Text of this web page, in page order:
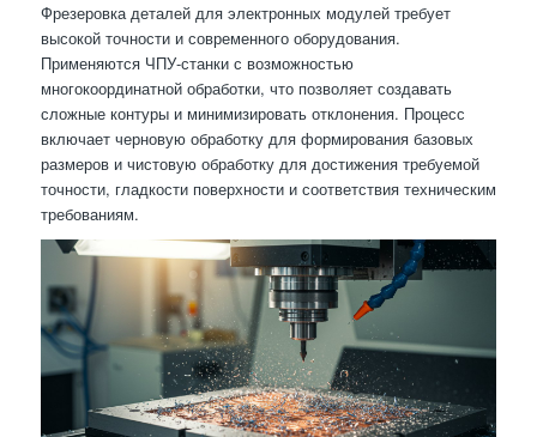
Фрезеровка деталей для электронных модулей требует
высокой точности и современного оборудования.
Применяются ЧПУ-станки с возможностью
многокоординатной обработки, что позволяет создавать
сложные контуры и минимизировать отклонения. Процесс
включает черновую обработку для формирования базовых
размеров и чистовую обработку для достижения требуемой
точности, гладкости поверхности и соответствия техническим
требованиям.